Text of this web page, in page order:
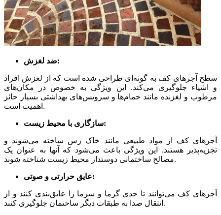
ضد لغزش:
سطح آجرهای کف به گونه‌ای طراحی شده است که از لغزش افراد
و اشیاء جلوگیری می‌کند. این ویژگی به خصوص در مکان‌های
مرطوب و لغزنده مانند حمام‌ها و سرویس‌های بهداشتی بسیار حائز
اهمیت است.
سازگاری با محیط زیست:
آجرهای کف از مواد طبیعی مانند خاک رس ساخته می‌شوند و
تجزیه‌پذیر هستند. این ویژگی باعث می‌شود که آنها به عنوان یک
مصالح ساختمانی دوستدار محیط زیست شناخته شوند.
عایق حرارتی و صوتی:
آجرهای کف می‌توانند تا حدی گرما و سرما را عایق‌بندی کنند و از
انتقال صدا به طبقات دیگر ساختمان جلوگیری کنند.